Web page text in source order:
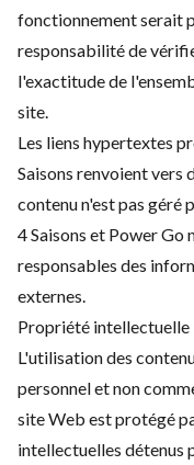
fonctionnement serait
responsabilité de
l'exactitude de
site.
Les liens hypertextes
Saisons renvoient vers
contenu n'est pas
4 Saisons et Power Go
responsables des
externes.
Propriété intellectuelle
L'utilisation des
personnel et non
site Web est protégé
intellectuelles détenus